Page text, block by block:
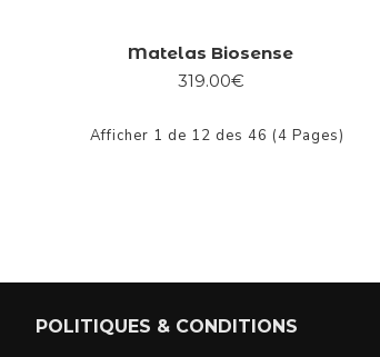
Matelas Biosense
319.00€
Afficher 1 de 12 des 46 (4 Pages)
POLITIQUES & CONDITIONS